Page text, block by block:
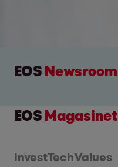
EOS Newsroom
EOS Magasinet
InvestTechValues